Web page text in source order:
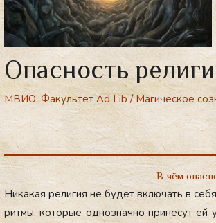
Опасность
МВИО,Факультет Ad Lib/Магическое
В чём
Ни­какая ре­лигия не бу­дет вклю­чать в
рит­мы, ко­торые од­нознач­но при­несут ей